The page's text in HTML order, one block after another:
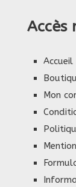
Accès
Accueil
Mon